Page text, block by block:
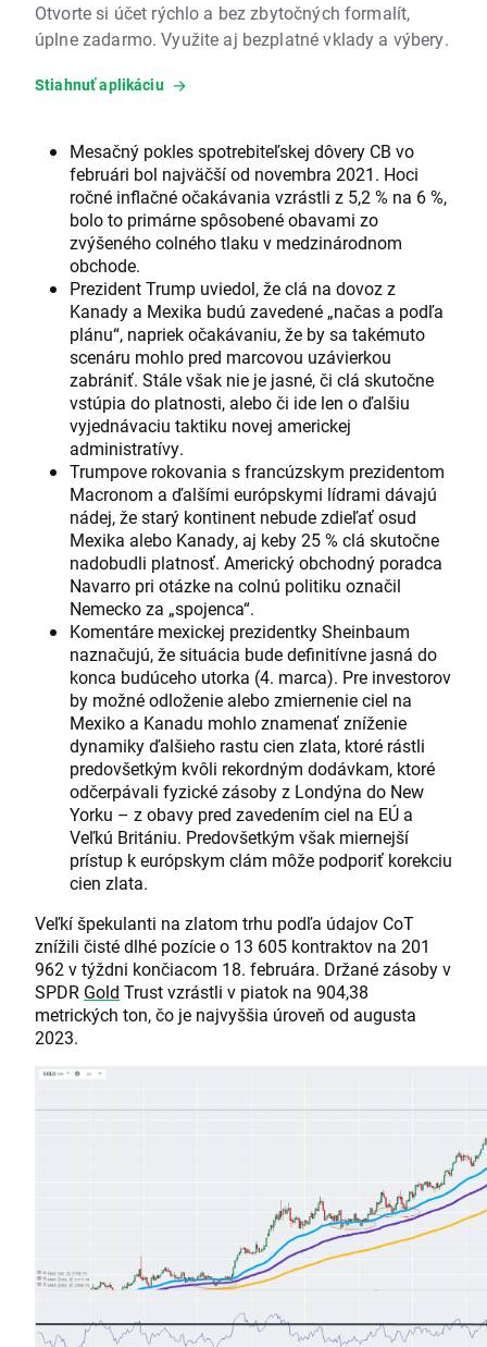
Otvorte si účet rýchlo a bez zbytočných formalít,
úplne zadarmo. Využite aj bezplatné vklady a výbery.
Stiahnuť aplikáciu
Mesačný pokles spotrebiteľskej dôvery CB vo
februári bol najväčší od novembra 2021. Hoci
ročné inflačné očakávania vzrástli z 5,2 % na 6 %,
bolo to primárne spôsobené obavami zo
zvýšeného colného tlaku v medzinárodnom
obchode.
Prezident Trump uviedol, že clá na dovoz z
Kanady a Mexika budú zavedené „načas a podľa
plánu“, napriek očakávaniu, že by sa takémuto
scenáru mohlo pred marcovou uzávierkou
zabrániť. Stále však nie je jasné, či clá skutočne
vstúpia do platnosti, alebo či ide len o ďalšiu
vyjednávaciu taktiku novej americkej
administratívy.
Trumpove rokovania s francúzskym prezidentom
Macronom a ďalšími európskymi lídrami dávajú
nádej, že starý kontinent nebude zdieľať osud
Mexika alebo Kanady, aj keby 25 % clá skutočne
nadobudli platnosť. Americký obchodný poradca
Navarro pri otázke na colnú politiku označil
Nemecko za „spojenca“.
Komentáre mexickej prezidentky Sheinbaum
naznačujú, že situácia bude definitívne jasná do
konca budúceho utorka (4. marca). Pre investorov
by možné odloženie alebo zmiernenie ciel na
Mexiko a Kanadu mohlo znamenať zníženie
dynamiky ďalšieho rastu cien zlata, ktoré rástli
predovšetkým kvôli rekordným dodávkam, ktoré
odčerpávali fyzické zásoby z Londýna do New
Yorku – z obavy pred zavedením ciel na EÚ a
Veľkú Britániu. Predovšetkým však miernejší
prístup k európskym clám môže podporiť korekciu
cien zlata.
Veľkí špekulanti na zlatom trhu podľa údajov CoT
znížili čisté dlhé pozície o 13 605 kontraktov na 201
962 v týždni končiacom 18. februára. Držané zásoby v
SPDR Gold Trust vzrástli v piatok na 904,38
metrických ton, čo je najvyššia úroveň od augusta
2023.